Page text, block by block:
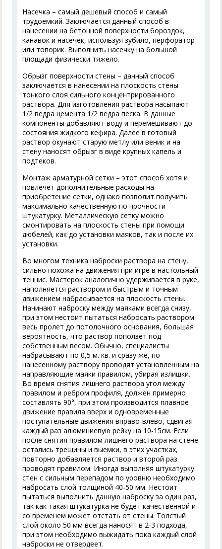
Насечка – самый дешевый способ и самый
трудоемкий. Заключается данный способ в
нанесении на бетонной поверхности бороздок,
канавок и насечек, используя зубило, перфоратор
или топорик. Выполнить насечку на большой
площади физически тяжело.
Обрызг поверхности стены – данный способ
заключается в нанесении на плоскость стены
тонкого слоя сильного концентрированного
раствора. Для изготовления раствора насыпают
1/2 ведра цемента 1/2 ведра песка. В данные
компоненты добавляют воду и перемешивают до
состояния жидкого кефира. Далее в готовый
раствор окунают старую метлу или веник и на
стену наносят обрызг в виде крупных капель и
подтеков.
Монтаж арматурной сетки – этот способ хотя и
повлечет дополнительные расходы на
приобретение сетки, однако позволит получить
максимально качественную по прочности
штукатурку. Металлическую сетку можно
смонтировать на плоскость стены при помощи
дюбелей, как до установки маяков, так и после их
установки.
Во многом техника наброски раствора на стену,
сильно похожа на движения при игре в настольный
теннис. Мастерок аналогично удерживается в руке,
наполняется раствором и быстрым и точным
движением набрасывается на плоскость стены.
Начинают наброску между маяками всегда снизу,
при этом нестоит пытаться набросать раствором
весь пролет до потолочного основания, большая
вероятность, что раствор поползет под
собственным весом. Обычно, специалисты
набрасывают по 0,5 м. кв. и сразу же, по
нанесенному раствору проводят установленным на
направляющие маяки правилом, убирая излишки.
Во время снятия лишнего раствора угол между
правилом и ребром профиля, должен примерно
составлять 90°, при этом производится плавное
движение правила вверх и одновременные
поступательные движения вправо-влево, сдвигая
каждый раз алюминиевую рейку на 10-15см. Если
после снятия правилом лишнего раствора на стене
остались трещины и выемки, в этих участках,
повторно добавляется раствор и второй раз
проводят правилом. Иногда выполняя штукатурку
стен с сильным перепадом по уровню необходимо
набросать слой толщиной 40-50 мм. Нестоит
пытаться выполнить данную наброску за один раз,
так как такая штукатурка не будет качественной и
со временем может отстать от стены. Толстый
слой около 50 мм всегда наносят в 2-3 подхода,
при этом необходимо выжидать пока каждый слой
наброски не отвердеет.